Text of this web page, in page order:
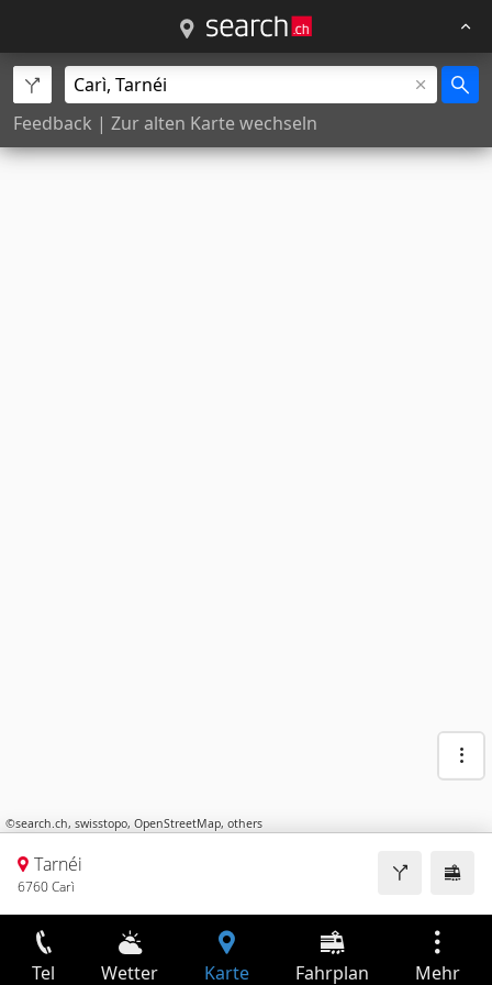
Feedback | Zur alten Karte wechseln
©search.ch, swisstopo, OpenStreetMap, others
Tarnéi
6760 Carì
Tel Wetter Karte Fahrplan Mehr